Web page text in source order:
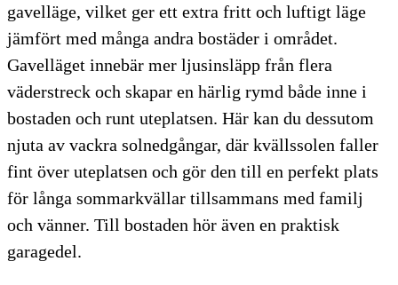
gavelläge, vilket ger ett extra fritt och luftigt läge
jämfört med många andra bostäder i området.
Gavelläget innebär mer ljusinsläpp från flera
väderstreck och skapar en härlig rymd både inne i
bostaden och runt uteplatsen. Här kan du dessutom
njuta av vackra solnedgångar, där kvällssolen faller
fint över uteplatsen och gör den till en perfekt plats
för långa sommarkvällar tillsammans med familj
och vänner. Till bostaden hör även en praktisk
garagedel.